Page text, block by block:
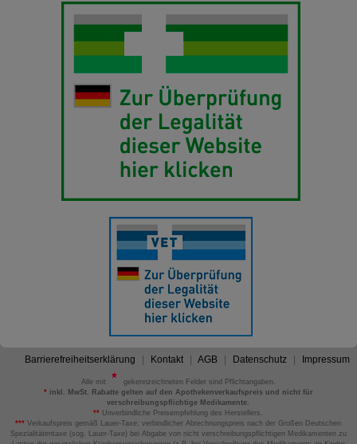
Barrierefreiheitserklärung Kontakt AGB Datenschutz Impressum
Alle mit
gekennzeichneten Felder sind Pflichtangaben.
*inkl. MwSt. Rabatte gelten auf den Apothekenverkaufspreis und nicht für
verschreibungspflichtige Medikamente.
** Unverbindliche Preisempfehlung des Herstellers.
*** Verkaufspreis gemäß Lauer-Taxe; verbindlicher Abrechnungspreis nach der Großen Deutschen
Spezialitätentaxe (sog. Lauer-Taxe) bei Abgabe von nicht verschreibungspflichtigen Medikamenten zu